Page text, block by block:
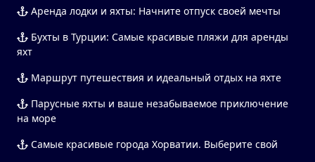
Аренда лодки и яхты: Начните отпуск своей мечты
Бухты в Турции: Самые красивые пляжи для аренды
яхт
Маршрут путешествия и идеальный отдых на яхте
Парусные яхты и ваше незабываемое приключение
на море
Самые красивые города Хорватии. Выберите свой